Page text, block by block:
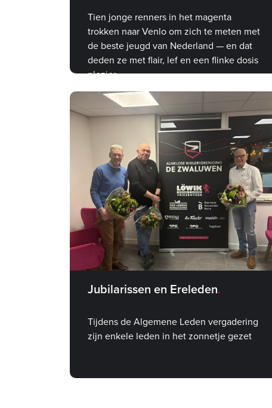
Tien jonge renners in het magenta
trokken naar Venlo om zich te meten met
de beste jeugd van Nederland — en dat
deden ze met flair, lef en een flinke dosis
plezier.
Jubilarissen en Ereleden
Tijdens de Algemene Leden vergadering
zijn enkele leden in het zonnetje gezet